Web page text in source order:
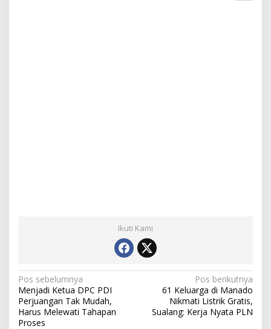
Ikuti Kami
N
a
v
Pos sebelumnya
Menjadi Ketua DPC PDI
Perjuangan Tak Mudah,
Harus Melewati Tahapan
Proses
Pos berikutnya
61 Keluarga di Manado
Nikmati Listrik Gratis,
Sualang: Kerja Nyata PLN